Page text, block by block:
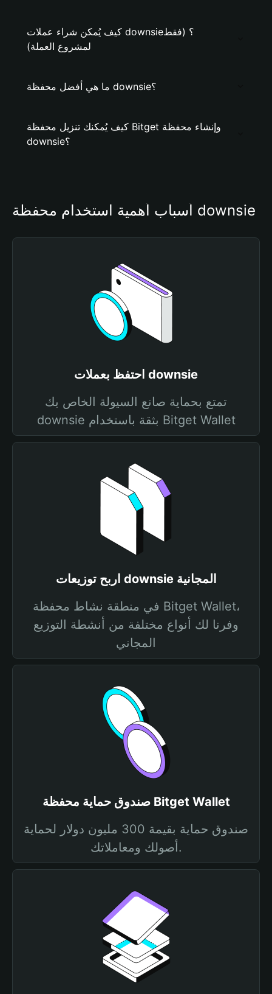
كيف يُمكن شراء عملات downsie؟ (فقط
لمشروع العملة)
ما هي أفضل محفظة downsie؟
كيف يُمكنك تنزيل محفظة Bitget وإنشاء محفظة
downsie؟
أسباب أهمية استخدام محفظة downsie
احتفظ بعملات downsie
تمتع بحماية صانع السيولة الخاص بك
downsie بثقة باستخدام Bitget Wallet
اربح توزيعات downsie المجانية
في منطقة نشاط محفظة Bitget Wallet،
وفرنا لك أنواع مختلفة من أنشطة التوزيع
المجاني
صندوق حماية محفظة Bitget Wallet
صندوق حماية بقيمة 300 مليون دولار لحماية
أصولك ومعاملاتك.